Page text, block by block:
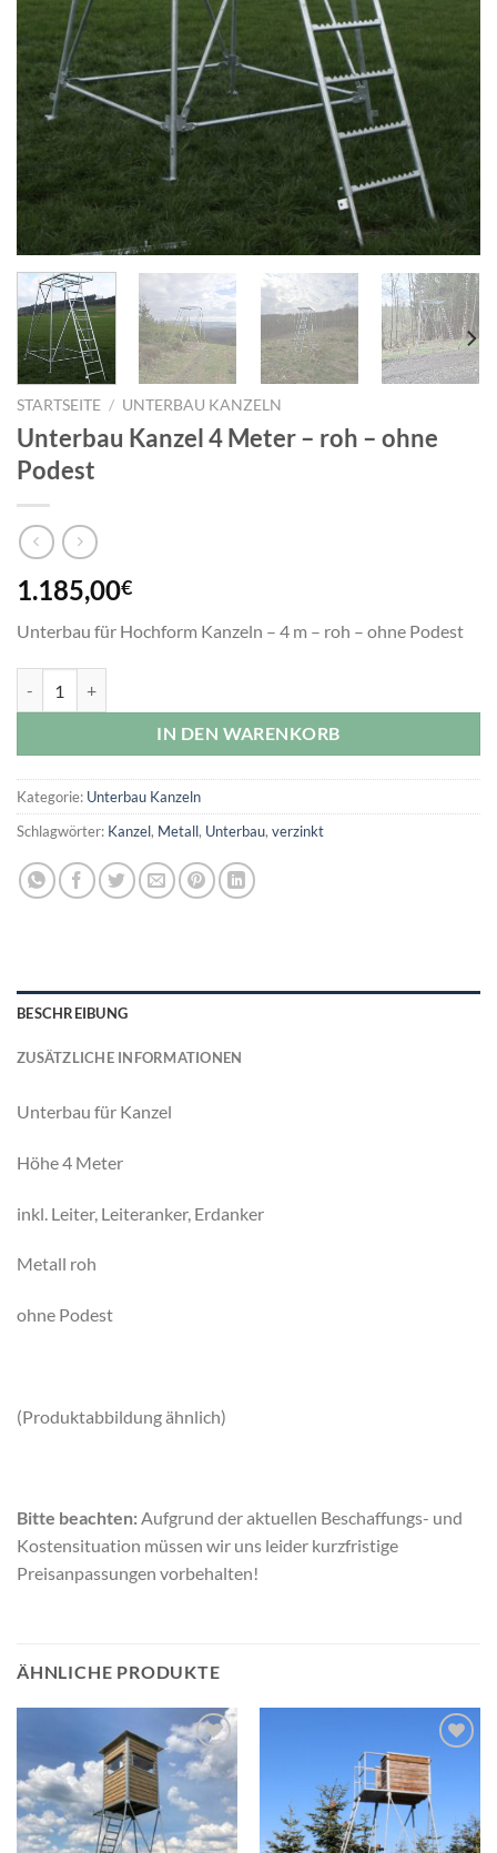
STARTSEITE / UNTERBAU KANZELN
Unterbau Kanzel 4 Meter – roh – ohne
Podest
1.185,00€
Unterbau für Hochform Kanzeln – 4 m – roh – ohne Podest
IN DEN WARENKORB
Kategorie: Unterbau Kanzeln
Schlagwörter: Kanzel, Metall, Unterbau, verzinkt
BESCHREIBUNG
ZUSÄTZLICHE INFORMATIONEN
Unterbau für Kanzel
Höhe 4 Meter
inkl. Leiter, Leiteranker, Erdanker
Metall roh
ohne Podest
(Produktabbildung ähnlich)
Bitte beachten:Aufgrund der aktuellen Beschaffungs- und
Kostensituation müssen wir uns leider kurzfristige
Preisanpassungen vorbehalten!
ÄHNLICHE PRODUKTE
Add to
wishlist
Add to
wishlist